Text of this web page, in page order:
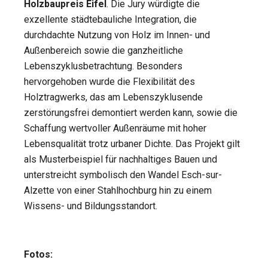
Holzbaupreis Eifel . Die Jury würdigte die
exzellente städtebauliche Integration, die
durchdachte Nutzung von Holz im Innen- und
Außenbereich sowie die ganzheitliche
Lebenszyklusbetrachtung. Besonders
hervorgehoben wurde die Flexibilität des
Holztragwerks, das am Lebenszyklusende
zerstörungsfrei demontiert werden kann, sowie die
Schaffung wertvoller Außenräume mit hoher
Lebensqualität trotz urbaner Dichte. Das Projekt gilt
als Musterbeispiel für nachhaltiges Bauen und
unterstreicht symbolisch den Wandel Esch-sur-
Alzette von einer Stahlhochburg hin zu einem
Wissens- und Bildungsstandort.
Fotos: